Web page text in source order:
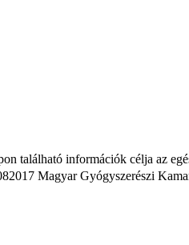
található információk célja az
Magyar Gyógyszerészi